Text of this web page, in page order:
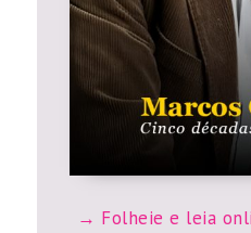
Folheie e leia